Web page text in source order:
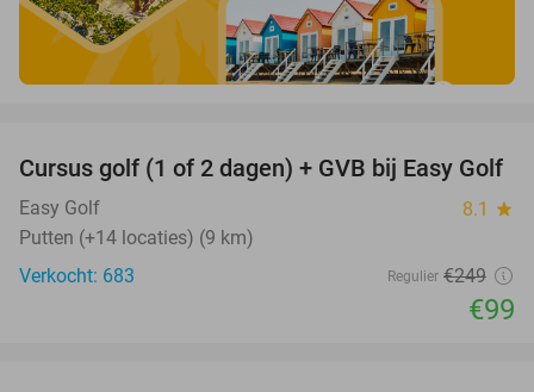
60%
Cursus golf (1 of 2 dagen) + GVB bij Easy Golf
Easy Golf 8.1 star
Putten (+14 locaties) (9 km)
Verkocht: 683
Regulier €249
€99